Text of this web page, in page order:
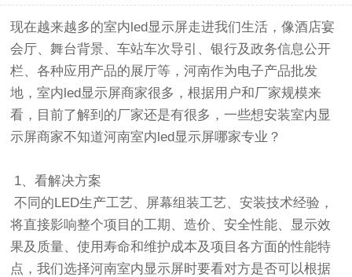
现在越来越多的室内led显示屏走进我们生活，像酒店宴
会厅、舞台背景、车站车次导引、银行及政务信息公开
栏、各种应用产品的展厅等，河南作为电子产品批发
地，室内led显示屏商家很多，根据用户和厂家规模来
看，目前了解到的厂家还是有很多，一些想安装室内显
示屏商家不知道河南室内led显示屏哪家专业？
1、看解决方案
不同的LED生产工艺、屏幕组装工艺、安装技术经验，
将直接影响整个项目的工期、造价、安全性能、显示效
果及质量、使用寿命和维护成本及项目各方面的性能特
点，我们选择河南室内显示屏时要看对方是否可以根据